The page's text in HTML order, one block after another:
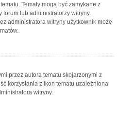
Tematy mogą być zamykane z
lub administratorzy witryny.
administratora witryny użytkownik może
przez autora tematu skojarzonymi z
korzystania z ikon tematu uzależniona
witryny.